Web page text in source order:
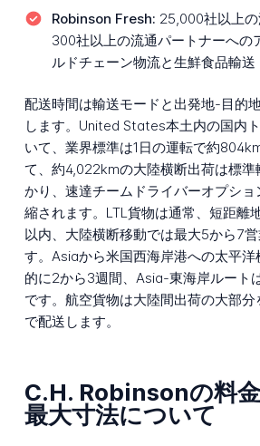
Robinson Fresh: 25,000社以上
300社以上の流通パートナーへの
ルドチェーン物流と生鮮食品輸送
配送時間は輸送モードと出発地-目的
します。United States本土内の国内
いて、業界標準は1日の運転で約
て、約4,022kmの大陸横断出荷は標
かり、速達チームドライバーオプシ
縮されます。LTL貨物は通常、短距離
以内、大陸横断移動では最大5から7
す。Asiaから米国西海岸港への太平
的に2から3週間、Asia-東海岸ルート
です。航空貨物は大陸間出荷の大部分
で配送します。
C.H. Robinsonの料
最大寸法について